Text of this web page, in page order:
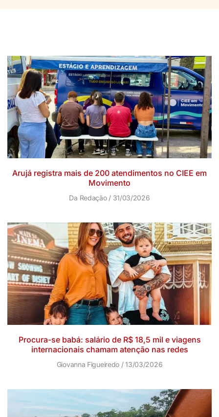
Arujá registra mais de 200 atendimentos no CIEE em
Movimento
Da Redação 31/03/2026
Procura-se babá: salário de R$ 18,5 mil e viagens
internacionais chamam atenção nas redes
Giovanna Figueiredo 13/03/2026